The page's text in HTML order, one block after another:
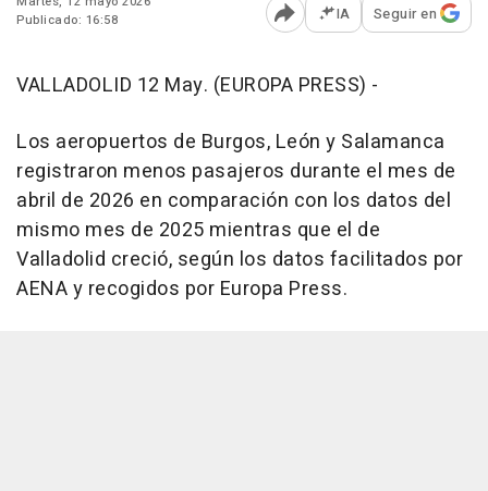
Publicado: 16:58
Abrir opciones para
IA Seguir en
VALLADOLID 12 May. (EUROPA PRESS) -
Los aeropuertos de Burgos, León y Salamanca
registraron menos pasajeros durante el mes de
abril de 2026 en comparación con los datos del
mismo mes de 2025 mientras que el de
Valladolid creció, según los datos facilitados por
AENA y recogidos por Europa Press.